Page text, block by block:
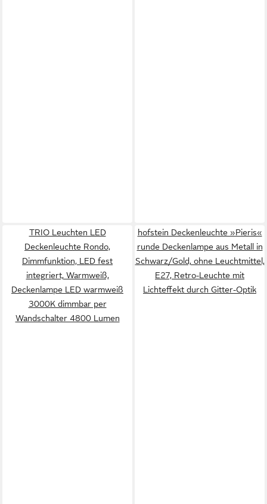
TRIO Leuchten LED
Deckenleuchte Rondo,
Dimmfunktion, LED fest
integriert, Warmweiß,
Deckenlampe LED warmweiß
3000K dimmbar per
Wandschalter 4800 Lumen
hofstein Deckenleuchte »Pieris«
runde Deckenlampe aus Metall in
Schwarz/Gold, ohne Leuchtmittel,
E27, Retro-Leuchte mit
Lichteffekt durch Gitter-Optik